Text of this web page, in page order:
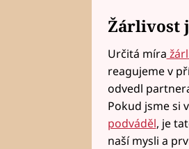
Žárlivost
Určitá míra
reagujeme v
odvedl
Pokud jsme si
podváděl, je
naší mysli a